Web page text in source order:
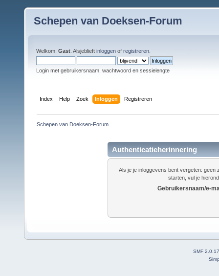
Schepen van Doeksen-Forum
Welkom, Gast . Alsjeblieft inloggen of registreren
Login met gebruikersnaam, wachtwoord en sessielengte
Index Help Zoek Inloggen Registreren
Schepen van Doeksen-Forum
Authenticatieherinnering
Als je je inloggevens bent vergeten:
starten, vul je
Gebruikersnaam/e-
SMF 2.0.17